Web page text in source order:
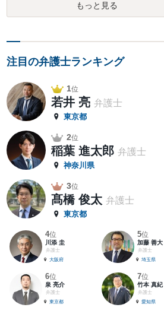
もっと見る
注目の弁護士ランキング
1位
若井 亮 弁護士
東京都
2位
稲葉 進太郎 弁護士
神奈川県
3位
髙橋 俊太 弁護士
東京都
4位
川添 圭
弁護士
大阪府
5位
加藤 善大
弁護士
埼玉県
6位
泉 亮介
弁護士
東京都
7位
竹本 真紀
弁護士
愛知県